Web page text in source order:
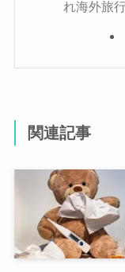
れ海外旅
関連記事